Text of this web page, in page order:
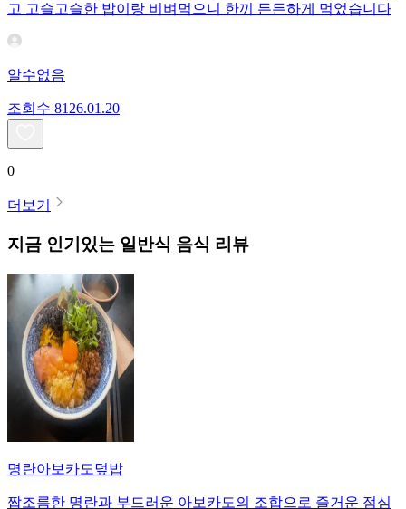
고 고슬고슬한 밥이랑 비벼먹으니 한끼 든든하게 먹었습니다
알수없음
조회수 81 26.01.20
0
더보기
지금 인기있는 일반식 음식 리뷰
명란아보카도덮밥
짭조름한 명란과 부드러운 아보카도의 조합으로 즐거운 점심